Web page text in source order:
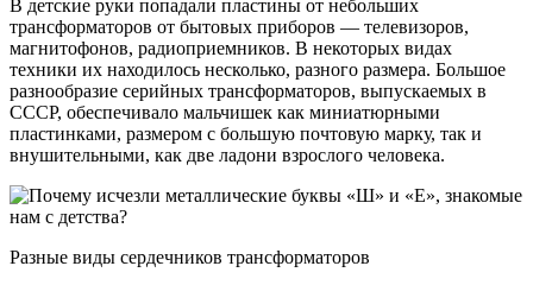
В детские руки попадали пластины от небольших
трансформаторов от бытовых приборов — телевизоров,
магнитофонов, радиоприемников. В некоторых видах
техники их находилось несколько, разного размера. Большое
разнообразие серийных трансформаторов, выпускаемых в
СССР, обеспечивало мальчишек как миниатюрными
пластинками, размером с большую почтовую марку, так и
внушительными, как две ладони взрослого человека.
Разные виды сердечников трансформаторов